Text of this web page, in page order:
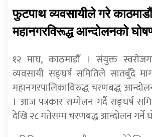
फुटपाथ व्यवसायीले गरे काठमाडौं
महानगरविरूद्ध आन्दोलनको
१२ माघ, काठमाडौँ । संयुक्त
व्यवसायी सङ्घर्ष समितिले सातबुँदे
महानगरपालिकाविरुद्ध चरणबद्ध
। आज पत्रकार सम्मेलन गर्दै सङ्घर्ष
देखि २८ गतेसम्म चरणबद्ध आन्दोलन गर्ने